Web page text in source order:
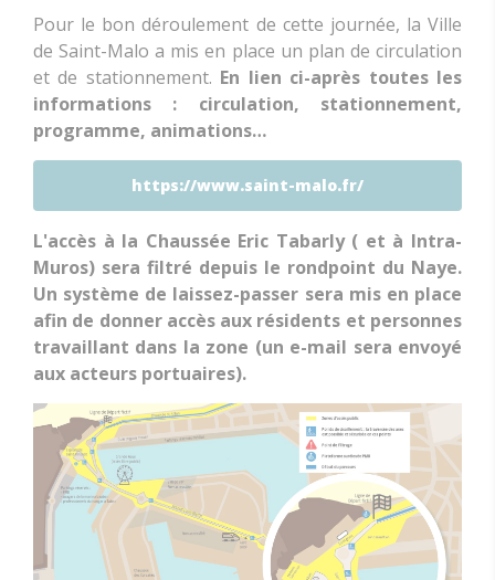
Pour le bon déroulement de cette journée, la Ville
de Saint-Malo a mis en place un plan de circulation
et de stationnement. En lien ci-après toutes les
informations : circulation, stationnement,
programme, animations…
https://www.saint-malo.fr/
L'accès à la Chaussée Eric Tabarly ( et à Intra-
Muros) sera filtré depuis le rondpoint du Naye.
Un système de laissez-passer sera mis en place
afin de donner accès aux résidents et personnes
travaillant dans la zone (un e-mail sera envoyé
aux acteurs portuaires).